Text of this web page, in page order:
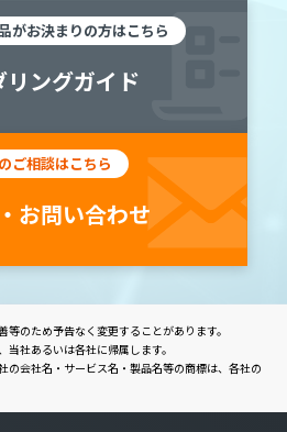
がお決まりの方はこちら
リングガイド
ご相談はこちら
お問い合わせ
のため予告なく変更することがあります。
社あるいは各社に帰属します。
の会社名・サービス名・製品名等の商標は、各社の